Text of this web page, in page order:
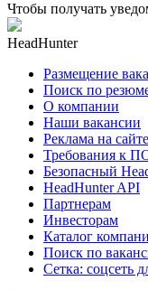
Чтобы получать
HeadHunter
Размещение
Поиск по
О компании
Наши вакансии
Реклама на сайте
Требования к
Безопасный
HeadHunter API
Партнерам
Инвесторам
Каталог
Поиск по
Сетка: соцсеть